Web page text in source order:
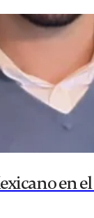
en